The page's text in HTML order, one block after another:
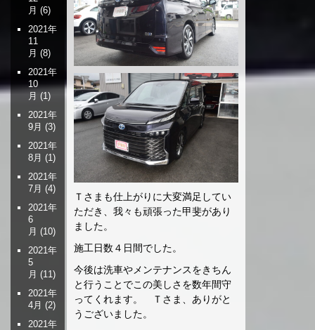
Ｔさまも仕上がりに大変満足してい
ただき、我々も頑張った甲斐があり
ました。
施工日数４日間でした。
今後は洗車やメンテナンスをきちん
と行うことでこの美しさを数年間守
ってくれます。 Ｔさま、ありがと
うございました。
月 (6)
2021年
11
月 (8)
2021年
10
月 (1)
2021年
9月 (3)
2021年
8月 (1)
2021年
7月 (4)
2021年
6
月 (10)
2021年
5
月 (11)
2021年
4月 (2)
2021年